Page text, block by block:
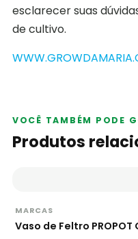
esclarecer suas
de cultivo.
VOCÊ TAMBÉM PODE
Produtos
MARCAS
Vaso de Feltro PROPOT